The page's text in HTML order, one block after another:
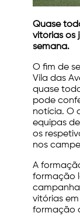
Quase
vitórias os
semana.
O fim de
Vila das
quase
pode
notícia. O
equipas
os
nos
A
formação
vitórias
formação